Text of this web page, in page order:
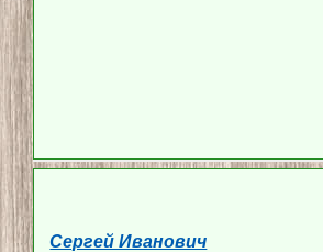
Сергей Иванович